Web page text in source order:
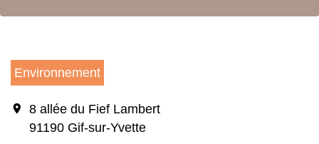
Environnement
location_on
8 allée du Fief Lambert
91190 Gif-sur-Yvette